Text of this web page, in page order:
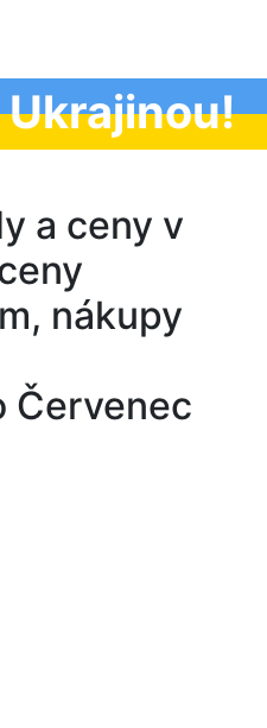
a ceny v
nákupy
Červenec